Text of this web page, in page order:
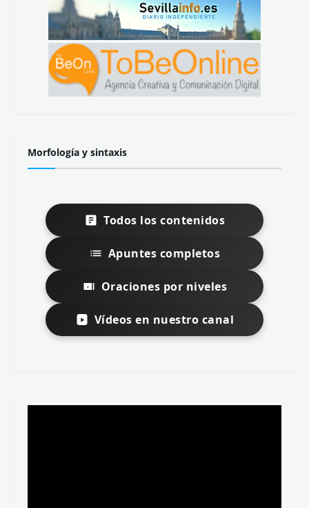
Morfología y sintaxis
Todos los contenidos
Apuntes completos
Oraciones por niveles
Vídeos en nuestro canal